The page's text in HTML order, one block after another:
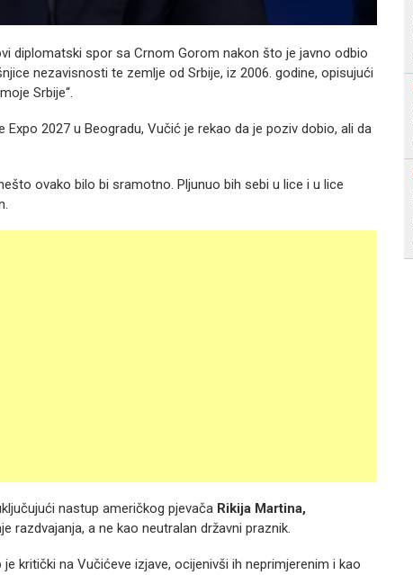
diplomatski spor sa Crnom Gorom nakon što je javno odbio
nezavisnosti te zemlje od Srbije, iz 2006. godine, opisujući
Srbije“.
2027 u Beogradu, Vučić je rekao da je poziv dobio, ali da
ovako bilo bi sramotno. Pljunuo bih sebi u lice i u lice
nastup američkog pjevača Rikija Martina,
razdvajanja, a ne kao neutralan državni praznik.
kritički na Vučićeve izjave, ocijenivši ih neprimjerenim i kao